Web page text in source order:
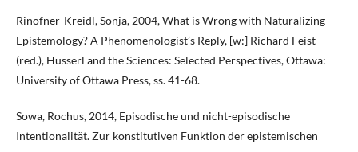
Rinofner-Kreidl, Sonja, 2004, What is Wrong with Naturalizing
Epistemology? A Phenomenologist’s Reply, [w:] Richard Feist
(red.), Husserl and the Sciences: Selected Perspectives, Ottawa:
University of Ottawa Press, ss. 41-68.
Sowa, Rochus, 2014, Episodische und nicht-episodische
Intentionalität. Zur konstitutiven Funktion der epistemischen